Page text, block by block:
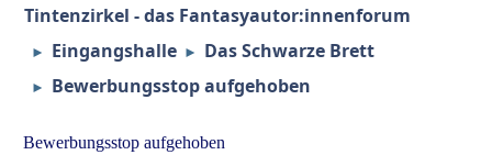
Tintenzirkel - das Fantasyautor:innenforum
► Eingangshalle ► Das Schwarze Brett
► Bewerbungsstop aufgehoben
Bewerbungsstop aufgehoben